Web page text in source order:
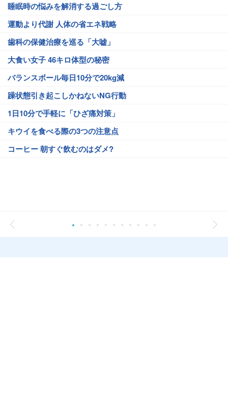
睡眠時の悩みを解消する過ごし方
運動より代謝 人体の省エネ戦略
歯科の保健治療を巡る「大嘘」
大食い女子 46キロ体型の秘密
バランスボール毎日10分で20kg減
躁状態引き起こしかねないNG行動
1日10分で手軽に「ひざ痛対策」
キウイを食べる際の3つの注意点
コーヒー 朝すぐ飲むのはダメ?